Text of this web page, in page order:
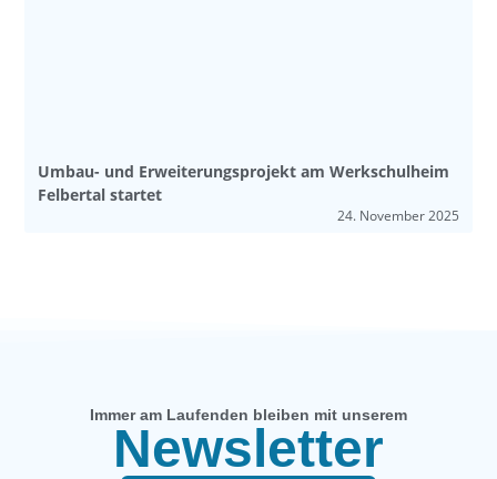
Umbau- und Erweiterungsprojekt am Werkschulheim
Felbertal startet
24. November 2025
Immer am Laufenden bleiben mit unserem
Newsletter